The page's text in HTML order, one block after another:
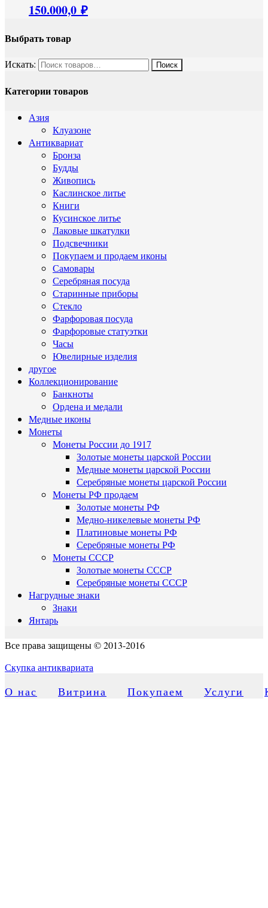
150.000,0 ₽
Выбрать товар
Искать:
Категории товаров
Азия
Клуазоне
Антиквариат
Бронза
Будды
Живопись
Каслинское литье
Книги
Кусинское литье
Лаковые шкатулки
Подсвечники
Покупаем и продаем иконы
Самовары
Серебряная посуда
Старинные приборы
Стекло
Фарфоровая посуда
Фарфоровые статуэтки
Часы
Ювелирные изделия
другое
Коллекционирование
Банкноты
Ордена и медали
Медные иконы
Монеты
Монеты России до 1917
Золотые монеты царской России
Медные монеты царской России
Серебряные монеты царской России
Монеты РФ продаем
Золотые монеты РФ
Медно-никелевые монеты РФ
Платиновые монеты РФ
Серебряные монеты РФ
Монеты СССР
Золотые монеты СССР
Серебряные монеты СССР
Нагрудные знаки
Знаки
Янтарь
Все права защищены © 2013-2016
Скупка антиквариата
О нас Витрина Покупаем Услуги